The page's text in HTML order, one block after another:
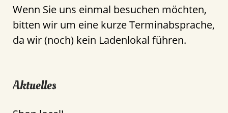
Wenn Sie uns einmal besuchen möchten,
bitten wir um eine kurze Terminabsprache,
da wir (noch) kein Ladenlokal führen.
Aktuelles